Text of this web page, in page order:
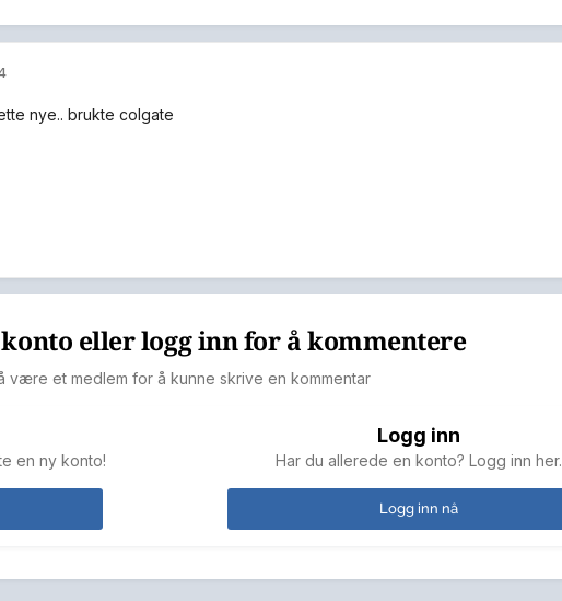
nye.. brukte colgate
eller logg inn for å kommentere
være et medlem for å kunne skrive en kommentar
en ny konto!
Logg inn
Har du allerede en konto? Logg inn her.
Logg inn nå